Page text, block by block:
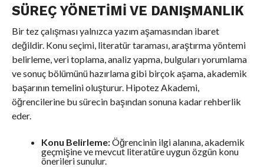
SÜREÇ YÖNETIMI VE DANIŞMANLIK
Bir tez çalışması yalnızca yazım aşamasından ibaret
değildir. Konu seçimi, literatür taraması, araştırma yöntemi
belirleme, veri toplama, analiz yapma, bulguları yorumlama
ve sonuç bölümünü hazırlama gibi birçok aşama, akademik
başarının temelini oluşturur. Hipotez Akademi,
öğrencilerine bu sürecin başından sonuna kadar rehberlik
eder.
Konu Belirleme:Öğrencinin ilgi alanına, akademik
geçmişine ve mevcut literatüre uygun özgün konu
önerileri sunulur.